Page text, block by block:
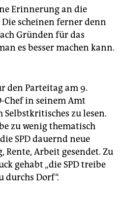
Erinnerung an die
Die scheinen ferner denn
Gründen für das
es besser machen kann.
den Parteitag am 9.
Chef in seinem Amt
zu lesen.
zu wenig thematisch
SPD dauernd neue
Rente, Arbeit gesendet. Zu
gehabt „die SPD treibe
durchs Dorf“.